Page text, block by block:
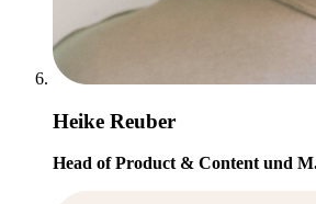
Heike Reuber
Head of Product & Content und